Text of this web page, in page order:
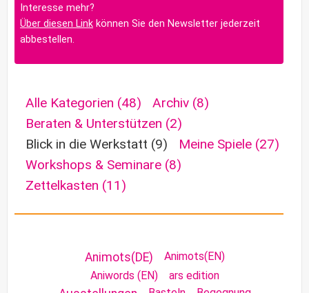
Interesse mehr?
Über diesen Link können Sie den Newsletter jederzeit
abbestellen.
Alle Kategorien (48) Archiv (8)
Beraten & Unterstützen (2)
Blick in die Werkstatt (9) Meine Spiele (27)
Workshops & Seminare (8)
Zettelkasten (11)
Animots(DE)
Animots(EN)
Aniwords (EN)
ars edition